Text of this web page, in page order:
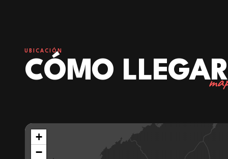
UBICACIÓN
CÓMO LLEGAR
+
−